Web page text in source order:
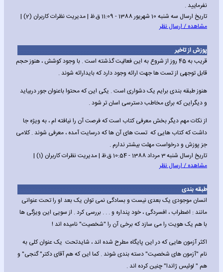
نفرمایید .
تاریخ ارسال سه شنبه 10 شهریور 1388 - 11:09 ق.ظ | مدیریت نظرات کاربران (2) |
مشاهده / ارسال نظر
پوزش از تاخیر
قریب به 45 روز از شروع به این فعالیت گذشته است . با وجود کوشش ، هنوز حجم
قابل توجهی از تست ها جهت ارائه وجود دارد که بایدارائه شوند .
هنوز طبقه بندی برایم یک دشواری است . یکی این که محتوا باعنوان جور دربیاید
و دیگراین که برای مخاطب دسترسی اسان تر شود .
از نکات مهم دیگر بخش معرفی کتاب است که فرصت آن را نیافته ام ، به ویژه جا
داشت که کتاب هایی که تست های آن ها که درسایت آمده ، معرفی شوند . کلامی
جز پوزش و درخواست مهلت بیشتر ندارم .
تاریخ ارسال شنبه 3 مرداد 1388 - 10:54 ق.ظ | مدیریت نظرات کاربران (1) |
مشاهده / ارسال نظر
طبقه بندی
انسان موجودی یک بعدی نیست و بسادگی نمی توان یک بعد او را تحت عنوانی
مانند : اضطراب ، افسردگی ، خود پنداره و . . . بررسی کرد . از سویی این ویزگی ها
با هم یک هویت را می سازد که برخی آن را "شخصیت" نامیده اند !
اکثر آزمون هایی که در این پایگاه مطرح شده اند ، شایدتحت یک عنوان کلی به
نام "آزمون های شخصیت" دسته بندی شوند . کما این که هم آقای دکتر" گنجی" و
هم " لوئیس ژاندا" چنین کرده اند .